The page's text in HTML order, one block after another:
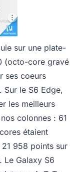
sur une plate-
(octo-core gravé
ses coeurs
Sur le S6 Edge,
les meilleurs
colonnes : 61
étaient
958 points sur
Le Galaxy S6